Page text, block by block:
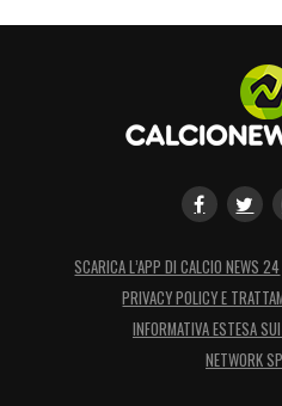
SCARICA L’APP DI CALCIO NEWS 24
PRIVACY POLICY E
INFORMATIVA ESTESA
NETWORK